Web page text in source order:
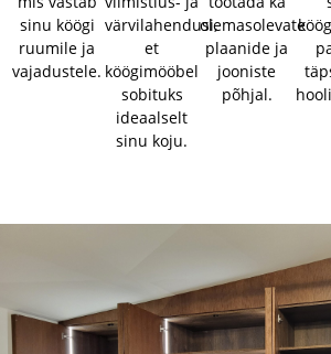
sinu köögi
ruumile ja
vajadustele.
värvilahendusi,
et
köögimööbel
sobituks
ideaalselt
sinu koju.
olemasolevate
plaanide ja
jooniste
põhjal.